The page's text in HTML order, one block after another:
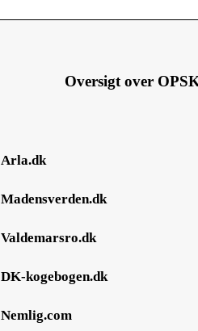
Oversigt over
Arla.dk
Madensverden.dk
Valdemarsro.dk
DK-kogebogen.dk
Nemlig.com